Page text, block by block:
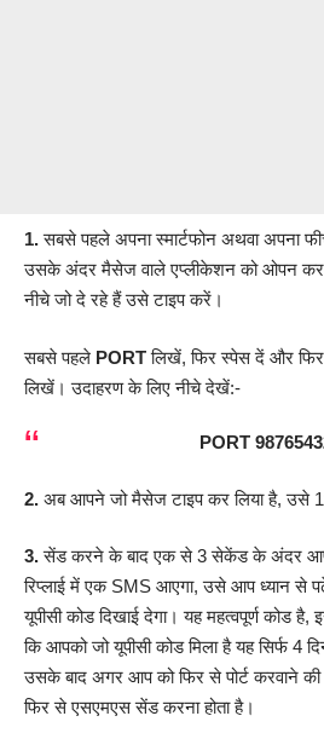
1.सबसे पहले अपना स्मार्टफोन अथवा अपना
उसके अंदर मैसेज वाले एप्लीकेशन को ओपन
नीचे जो दे रहे हैं उसे टाइप करें।
सबसे पहले PORTलिखें, फिर स्पेस दें और
लिखें। उदाहरण के लिए नीचे देखें:-
PORT
2. अब आपने जो मैसेज टाइप कर लिया है, उसे
3.सेंड करने के बाद एक से 3 सेकेंड के अंदर
रिप्लाई में एक SMS आएगा, उसे आप ध्यान से
यूपीसी कोड दिखाई देगा। यह महत्वपूर्ण कोड
कि आपको जो यूपीसी कोड मिला है यह सिर्फ 4
उसके बाद अगर आप को फिर से पोर्ट करवाने की
फिर से एसएमएस सेंड करना होता है।